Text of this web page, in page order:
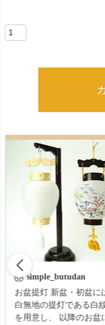
simple_butudan
お盆提灯 新盆・初盆には、
白無地の提灯である白
を用意し、 以降のお盆